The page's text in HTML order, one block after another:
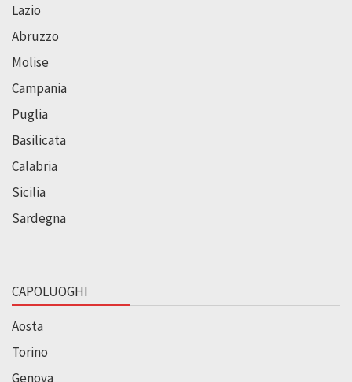
Lazio
Abruzzo
Molise
Campania
Puglia
Basilicata
Calabria
Sicilia
Sardegna
CAPOLUOGHI
Aosta
Torino
Genova